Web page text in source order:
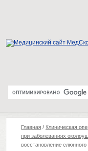
Главная / Клиническая
при заболеваниях
восстановление